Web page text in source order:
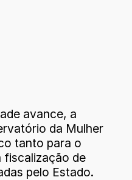
avance, a
da Mulher
tanto para o
fiscalização de
pelo Estado.